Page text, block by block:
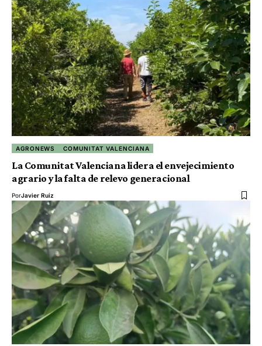
AGRONEWS COMUNITAT VALENCIANA
La Comunitat Valenciana lidera el envejecimiento
agrario y la falta de relevo generacional
PorJavier Ruiz